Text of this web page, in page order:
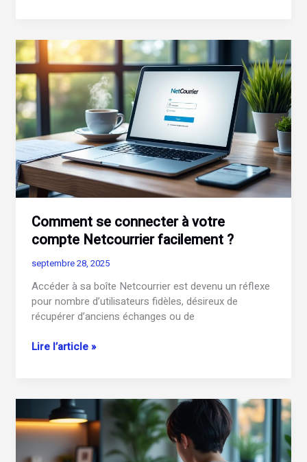
votre
coffre-
fort
Nibelis
en
toute
sécurité
?
Comment se connecter à votre
compte Netcourrier facilement ?
septembre 28, 2025
Accéder à sa boîte Netcourrier est devenu un réflexe
pour nombre d’utilisateurs fidèles, désireux de
récupérer d’anciens échanges ou de
Comment
votre
compte
Netcourrier
facilement
Lire l’article »